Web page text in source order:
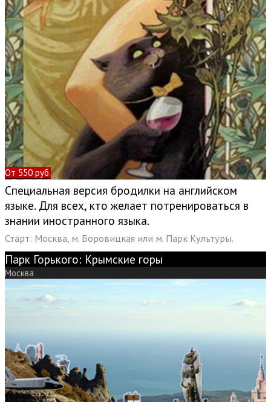
От 550 руб.
Специальная версия бродилки на английском
языке. Для всех, кто желает потренироваться в
знании иностранного языка.
Старт: Москва, м. Боровицкая или м. Парк Культуры.
Парк Горького: Крымские горы
Москва